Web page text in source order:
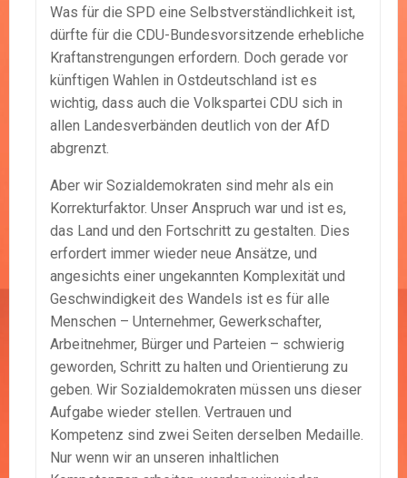
Was für die SPD eine Selbstverständlichkeit ist,
dürfte für die CDU-Bundesvorsitzende erhebliche
Kraftanstrengungen erfordern. Doch gerade vor
künftigen Wahlen in Ostdeutschland ist es
wichtig, dass auch die Volkspartei CDU sich in
allen Landesverbänden deutlich von der AfD
abgrenzt.
Aber wir Sozialdemokraten sind mehr als ein
Korrekturfaktor. Unser Anspruch war und ist es,
das Land und den Fortschritt zu gestalten. Dies
erfordert immer wieder neue Ansätze, und
angesichts einer ungekannten Komplexität und
Geschwindigkeit des Wandels ist es für alle
Menschen – Unternehmer, Gewerkschafter,
Arbeitnehmer, Bürger und Parteien – schwierig
geworden, Schritt zu halten und Orientierung zu
geben. Wir Sozialdemokraten müssen uns dieser
Aufgabe wieder stellen. Vertrauen und
Kompetenz sind zwei Seiten derselben Medaille.
Nur wenn wir an unseren inhaltlichen